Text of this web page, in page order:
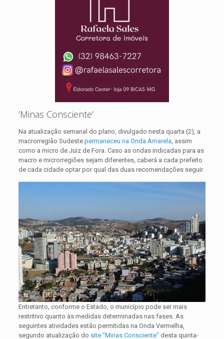
‘Minas Consciente’
Na atualização semanal do plano, divulgado nesta quarta (2), a
macrorregião Sudeste permaneceu na Onda Amarela , assim
como a micro de Juiz de Fora. Caso as ondas indicadas para as
macro e microrregiões sejam diferentes, caberá a cada prefeito
de cada cidade optar por qual das duas recomendações seguir.
Entretanto, conforme o Estado, o município pode ser mais
restritivo quanto às medidas determinadas nas fases. As
seguintes atividades estão permitidas na Onda Vermelha,
segundo atualização do site “Minas Consciente” desta quinta-